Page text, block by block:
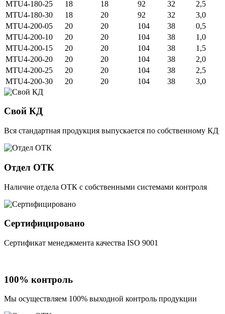
MTU4-180-25 18 18 92 32
2,5
MTU4-180-30
18 20 92 32
3,0
MTU4-200-05
20 20 104 38
0,5
MTU4-200-10
20 20 104 38
1,0
MTU4-200-15
20 20 104 38
1,5
MTU4-200-20
20 20 104 38
2,0
MTU4-200-25
20 20 104 38
2,5
MTU4-200-30
20 20 104 38 3,0
Свой КД
Вся стандартная продукция выпускается по собственному КД
Отдел ОТК
Наличие отдела ОТК с собственными системами контроля
Сертифицировано
Сертификат менеджмента качества ISO 9001
100% контроль
Мы осуществляем 100% выходной контроль продукции